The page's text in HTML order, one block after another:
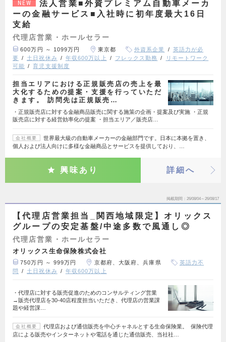
NEW
法人営業■外資プレミアム自動車メーカ
ーの金融サービス■入社時に初年度最大16日
支給
代理店営業・ホールセラー
600万円 ～ 1099万円 東京都 外資系企業
英語力が必
要
土日祝休み 年収600万以上 フレックス勤務
リモートワーク
可能
育児支援制度
担当エリアにおける正規販売店の売上を最
大化するための提案・支援を行っていただ
きます。 訪問先は正規販売…
・正規販売店に対する金融商品販売に関する施策の企画・提案及び実施 ・正規
販売店に対する経営効率化の提案 ・担当エリア／販売店…
会社概要
世界最大級の自動車メーカーの金融部門です。日本に本拠を置き、
個人および法人向けに多様な金融商品とサービスを提供しており、…
興味あり 詳細へ
掲載期間 26/08/04～26/08/17
【代理店営業担当_関西地域限定】オリックス
グループの安定基盤/中途多数で風通し◎
代理店営業・ホールセラー
オリックス生命保険株式会社
750万円 ～ 999万円 京都府、大阪府、兵庫県
英語力不
問
土日祝休み 年収600万以上
・代理店に対する販売促進のためのコンサルティング営業
→販売代理店を30-40店程度担当いただき、代理店の営業課
題や経営課…
会社概要
代理店および通信販売を中心チャネルとする生命保険業。 保険代理
店による販売やインターネットや電話を通じた通信販売、当社社…